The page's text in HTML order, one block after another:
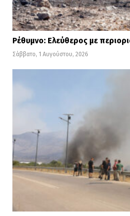
Ρέθυμνο: Ελεύθερος με
Σάββατο, 1 Αυγούστου, 2026